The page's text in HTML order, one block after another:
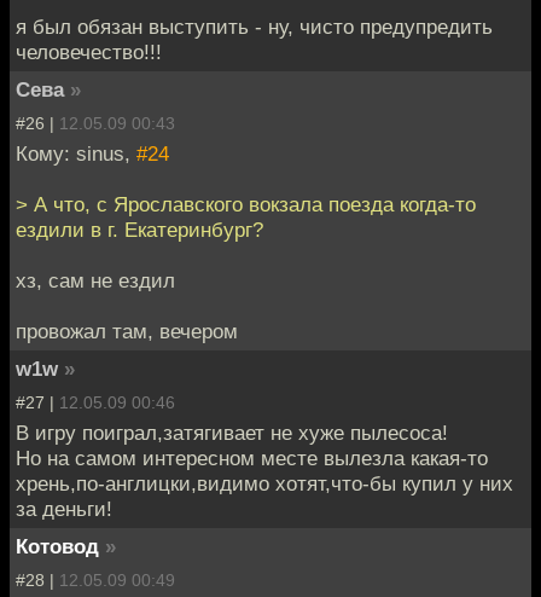
я был обязан выступить - ну, чисто предупредить
человечество!!!
Сева »
#26 | 12.05.09 00:43
Кому: sinus, #24
> А что, с Ярославского вокзала поезда когда-то
ездили в г. Екатеринбург?
хз, сам не ездил
провожал там, вечером
w1w »
#27 | 12.05.09 00:46
В игру поиграл,затягивает не хуже пылесоса!
Но на самом интересном месте вылезла какая-то
хрень,по-англицки,видимо хотят,что-бы купил у них
за деньги!
Котовод »
#28 | 12.05.09 00:49